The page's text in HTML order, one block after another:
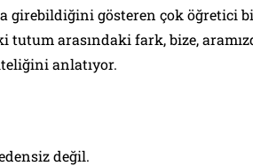
girebildiğini gösteren çok öğretici
tutum arasındaki fark, bize,
anlatıyor.
değil.